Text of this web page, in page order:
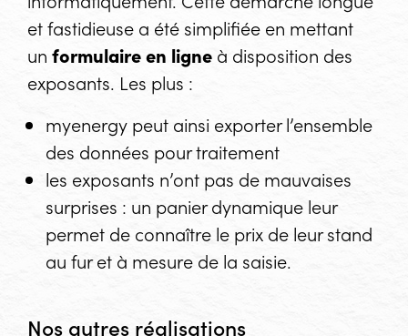
et fastidieuse a été simplifiée en mettant
un formulaire en ligne à disposition des
exposants. Les plus :
myenergy peut ainsi exporter l’ensemble
des données pour traitement
les exposants n’ont pas de mauvaises
surprises : un panier dynamique leur
permet de connaître le prix de leur stand
au fur et à mesure de la saisie.
Nos autres réalisations